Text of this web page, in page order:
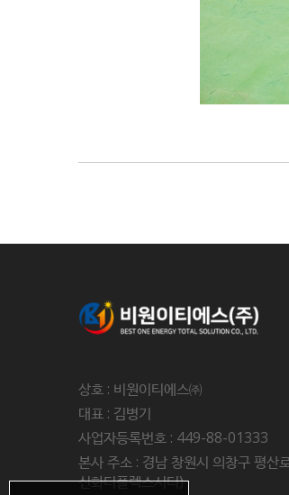
상호 : 비원이티에스㈜
대표 : 김병기
사업자등록번호 : 449-88-01333
본사 주소 : 경남 창원시 의창구 평산
신화더플렉스시티)